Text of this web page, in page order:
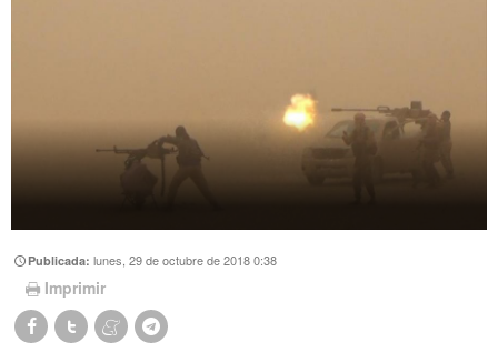
Publicada:lunes, 29 de octubre de 2018 0:38
Imprimir